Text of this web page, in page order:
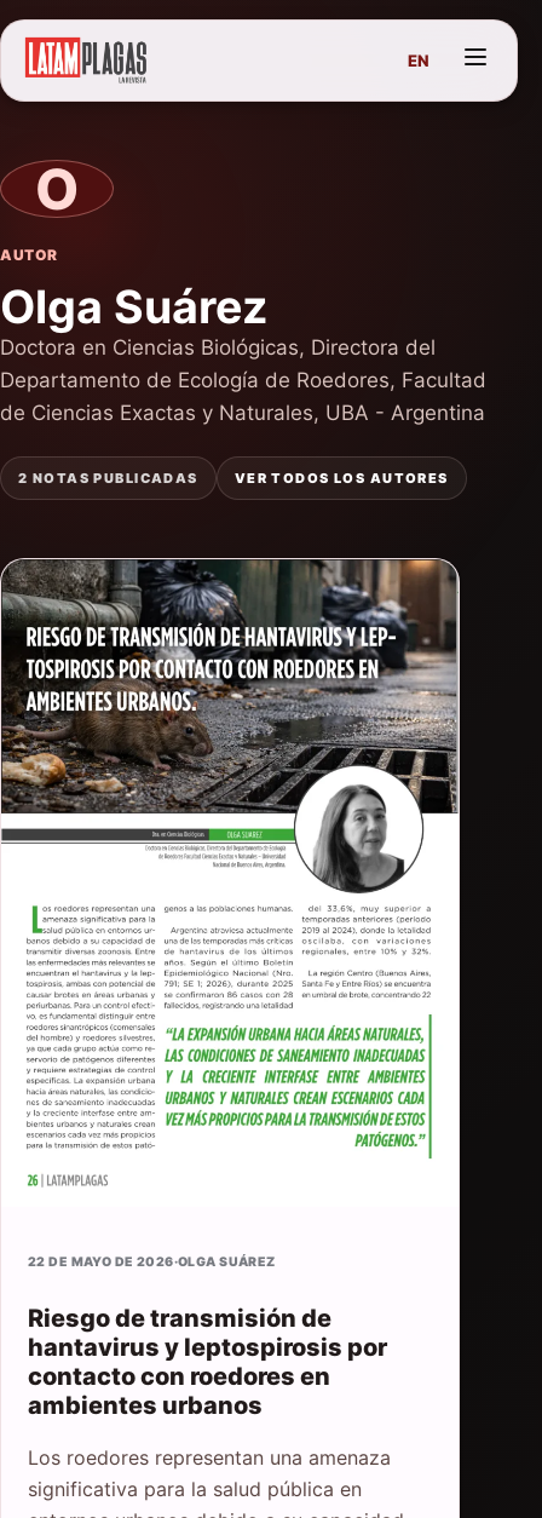
EN
O
AUTOR
Olga Suárez
Doctora en Ciencias Biológicas, Directora del
Departamento de Ecología de Roedores, Facultad
de Ciencias Exactas y Naturales, UBA - Argentina
2 NOTAS PUBLICADAS VER TODOS LOS AUTORES
22 DE MAYO DE 2026·OLGA SUÁREZ
Riesgo de transmisión de
hantavirus y leptospirosis por
contacto con roedores en
ambientes urbanos
Los roedores representan una amenaza
significativa para la salud pública en